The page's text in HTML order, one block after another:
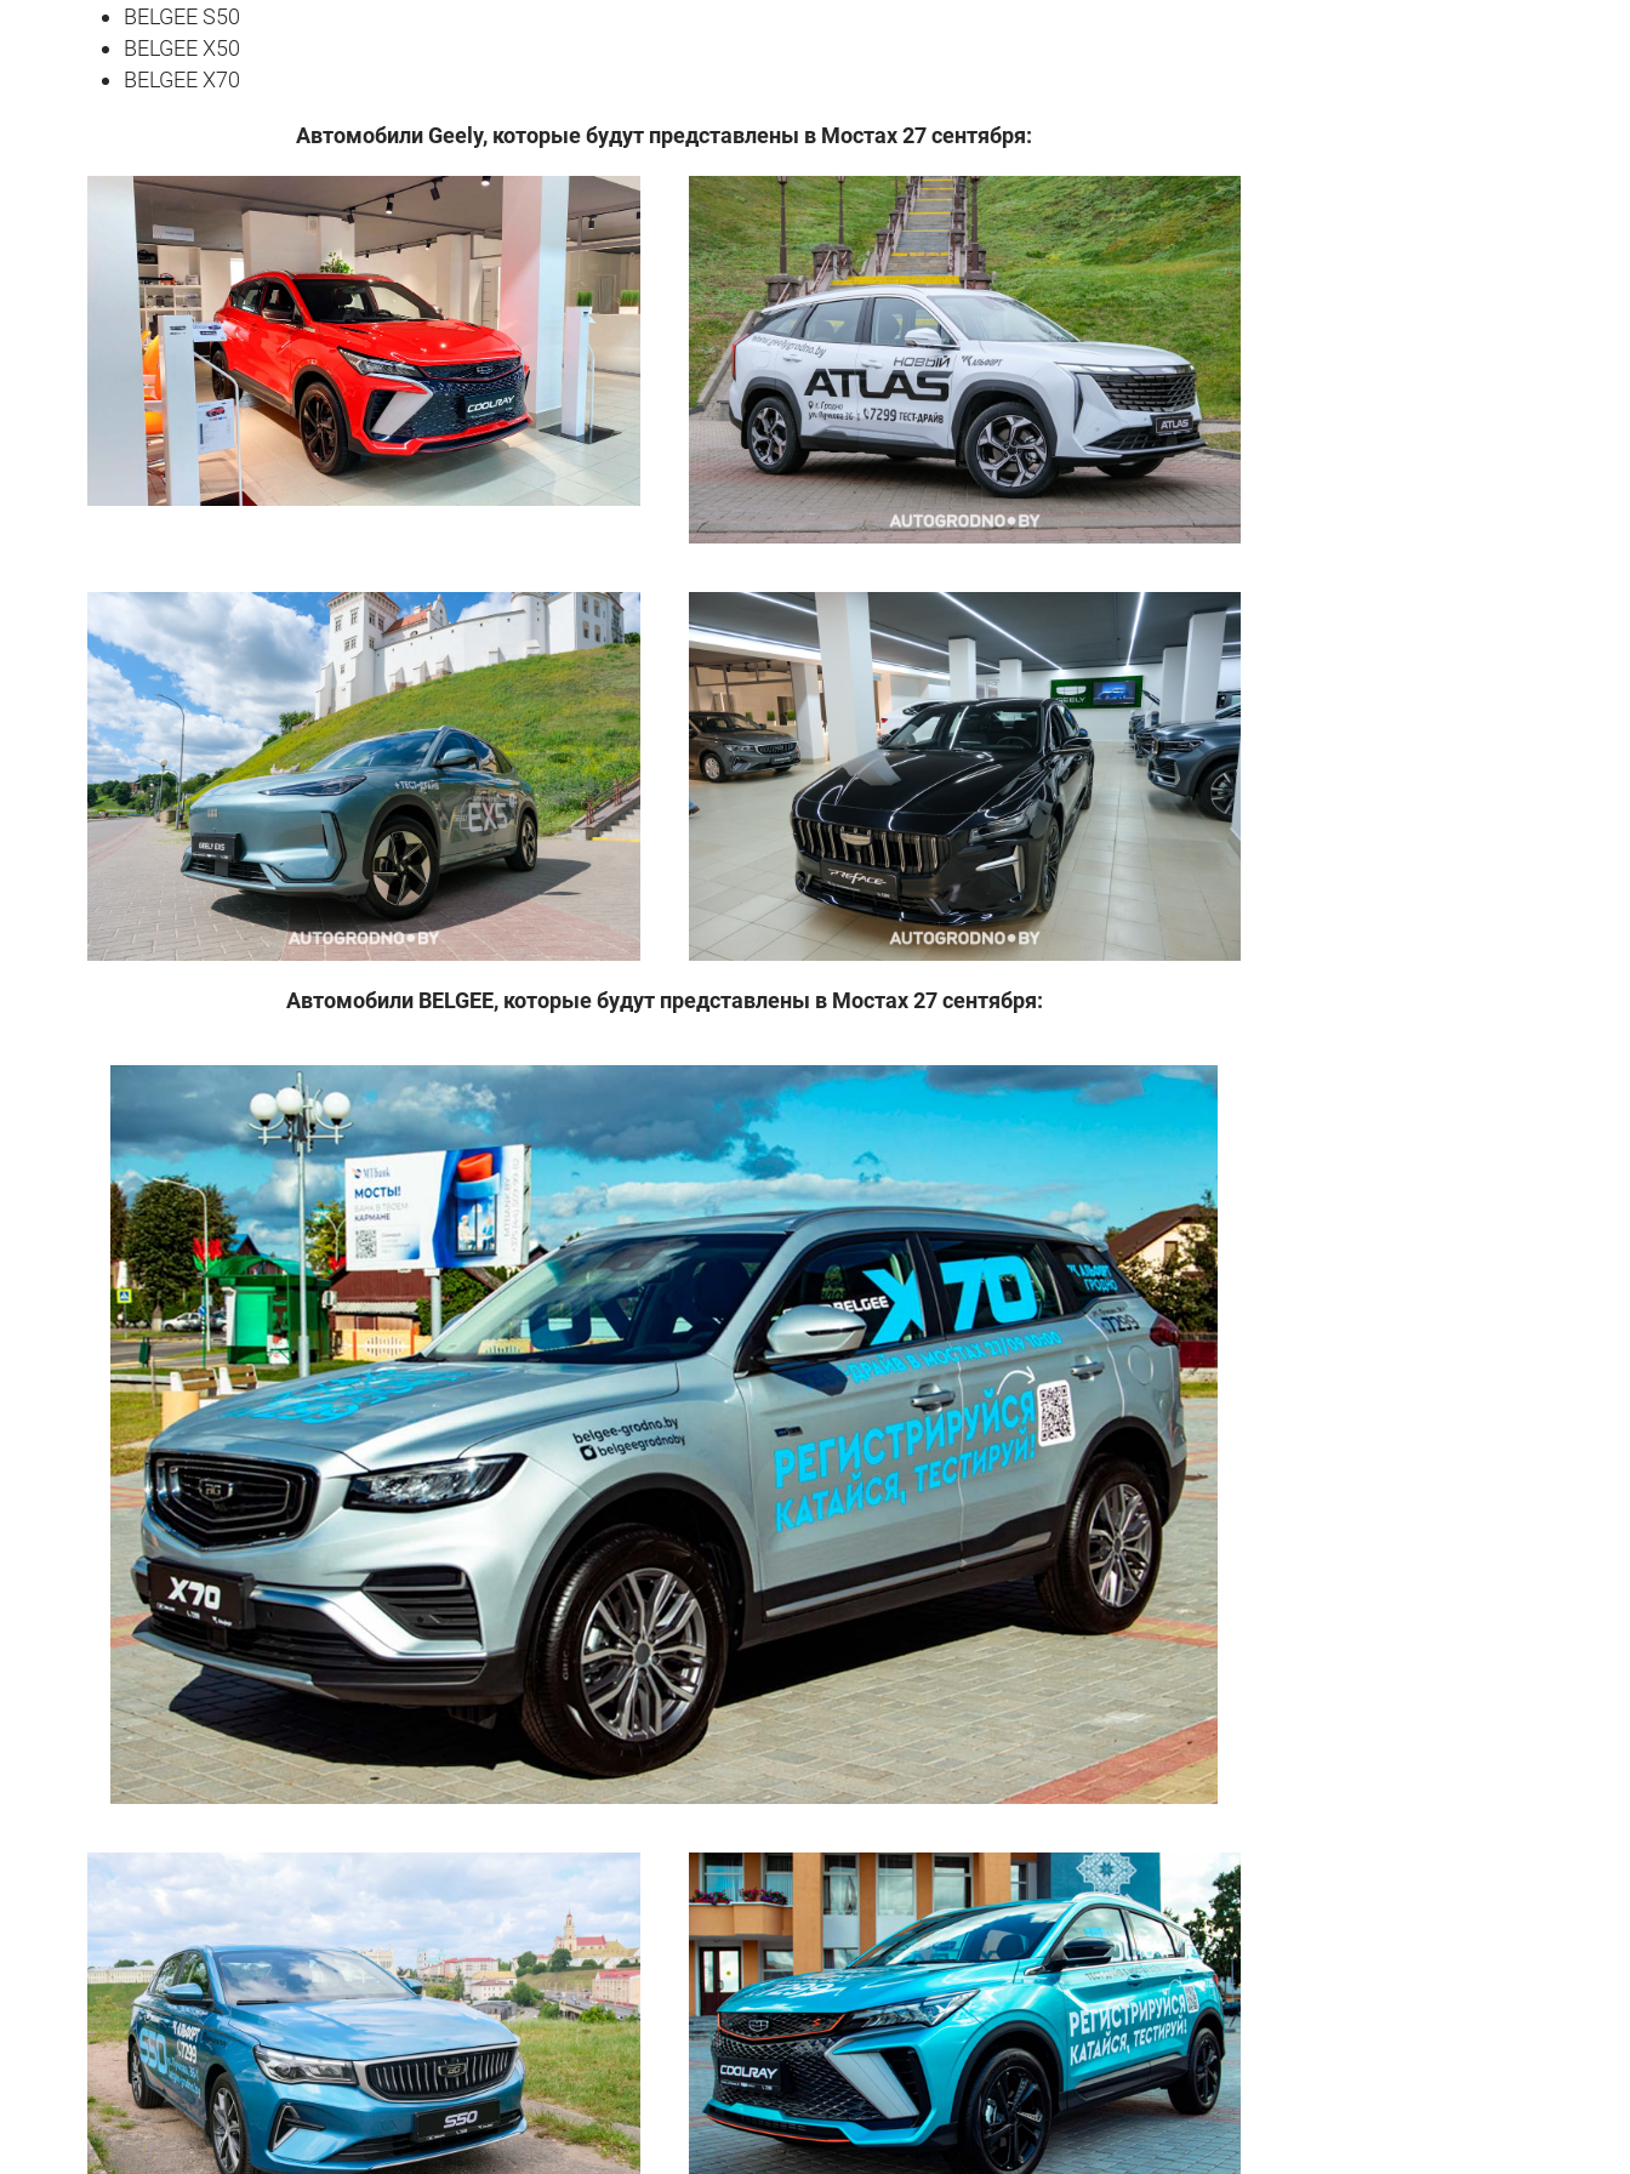
BELGEE S50
BELGEE X50
BELGEE X70
Автомобили Geely, которые будут представлены в Мостах 27 сентября:
Автомобили BELGEE, которые будут представлены в Мостах 27 сентября: